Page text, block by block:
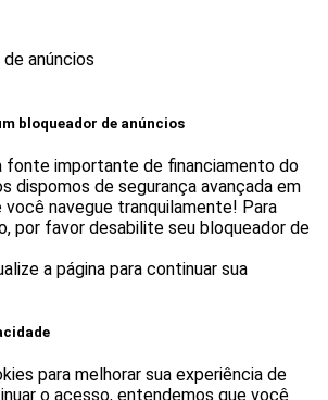
bloqueador de anúncios
fonte importante de financiamento do
dispomos de segurança avançada em
você navegue tranquilamente! Para
por favor desabilite seu bloqueador de
a página para continuar sua
para melhorar sua experiência de
o acesso, entendemos que você